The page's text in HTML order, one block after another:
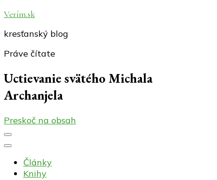
Verím.sk
kresťanský blog
Práve čítate
Uctievanie svätého Michala
Archanjela
Preskoč na obsah
Články
Knihy